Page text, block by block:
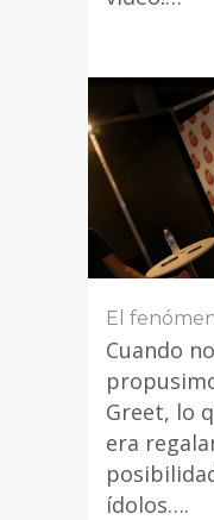
El
Cuando
Greet, lo
era
ídolos….